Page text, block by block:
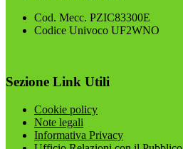
Cod. Mecc. PZIC83300E
Codice Univoco UF2WNO
Sezione Link Utili
Cookie policy
Note legali
Informativa Privacy